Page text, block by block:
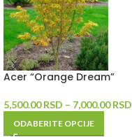
Acer “Orange Dream”
5,500.00RSD – 7,000.00RSD
ODABERITE OPCIJE